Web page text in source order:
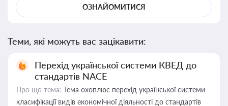
ОЗНАЙОМИТИСЯ
Теми, які можуть вас зацікавити:
Перехід української системи КВЕД до
стандартів NACE
Про що тема: Тема охоплює перехід української системи
класифікації видів економічної діяльності до стандартів